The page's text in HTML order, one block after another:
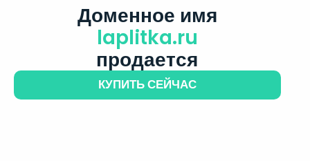
Доменное имя
laplitka.ru
продается
КУПИТЬ СЕЙЧАС